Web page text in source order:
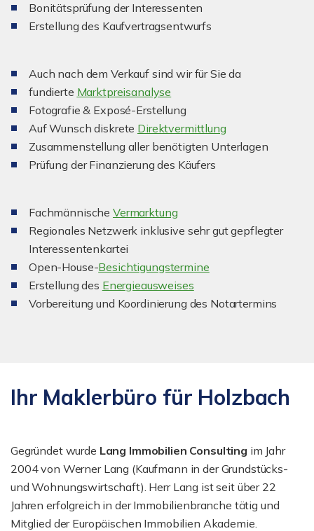
Bonitätsprüfung der Interessenten
Erstellung des Kaufvertragsentwurfs
Auch nach dem Verkauf sind wir für Sie da
fundierte Marktpreisanalyse
Fotografie & Exposé-Erstellung
Auf Wunsch diskrete Direktvermittlung
Zusammenstellung aller benötigten Unterlagen
Prüfung der Finanzierung des Käufers
Fachmännische Vermarktung
Regionales Netzwerk inklusive sehr gut gepflegter
Interessentenkartei
Open-House-Besichtigungstermine
Erstellung des Energieausweises
Vorbereitung und Koordinierung des Notartermins
Ihr Maklerbüro für Holzbach
Gegründet wurde Lang Immobilien Consulting im Jahr
2004 von Werner Lang (Kaufmann in der Grundstücks-
und Wohnungswirtschaft). Herr Lang ist seit über 22
Jahren erfolgreich in der Immobilienbranche tätig und
Mitglied der Europäischen Immobilien Akademie.